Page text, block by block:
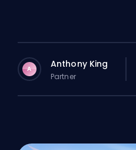
A Anthony King
Partner